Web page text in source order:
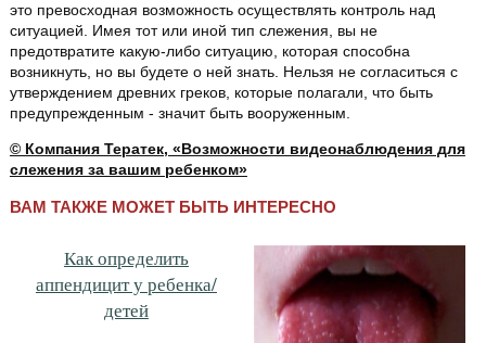
это превосходная возможность осуществлять контроль над
ситуацией. Имея тот или иной тип слежения, вы не
предотвратите какую-либо ситуацию, которая способна
возникнуть, но вы будете о ней знать. Нельзя не согласиться с
утверждением древних греков, которые полагали, что быть
предупрежденным - значит быть вооруженным.
© Компания Тератек, «Возможности видеонаблюдения для
слежения за вашим ребенком»
ВАМ ТАКЖЕ МОЖЕТ БЫТЬ ИНТЕРЕСНО
Как определить
аппендицит у ребенка/
детей